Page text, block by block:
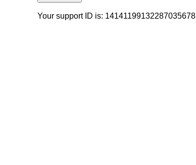
Your support ID is: 14141199132287035678